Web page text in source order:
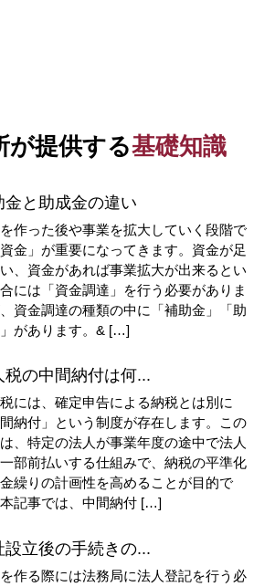
が提供する基礎知識
金と助成金の違い
作った後や事業を拡大していく段階で
金」が重要になってきます。資金が足
、資金があれば事業拡大が出来るとい
には「資金調達」を行う必要がありま
資金調達の種類の中に「補助金」「助
があります。& […]
税の中間納付は何...
には、確定申告による納税とは別に
間納付」という制度が存在します。この
、特定の法人が事業年度の途中で法人
部前払いする仕組みで、納税の平準化
繰りの計画性を高めることが目的で
記事では、中間納付 […]
設立後の手続きの...
作る際には法務局に法人登記を行う必